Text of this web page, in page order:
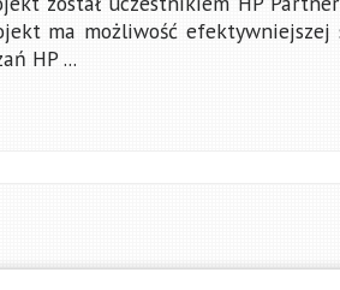
ma możliwość efektywniejszej
HP ...